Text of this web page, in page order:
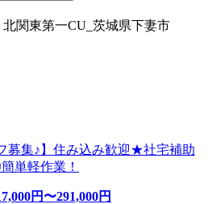
関東第一CU_茨城県下妻市
募集♪】住み込み歓迎★社宅補助
単軽作業！
円〜291,000円